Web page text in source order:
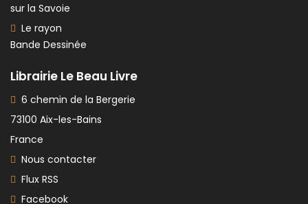
sur la Savoie
Le rayon
Bande Dessinée
Librairie Le Beau Livre
6 chemin de la Bergerie
73100 Aix-les-Bains
France
Nous contacter
Flux RSS
Facebook